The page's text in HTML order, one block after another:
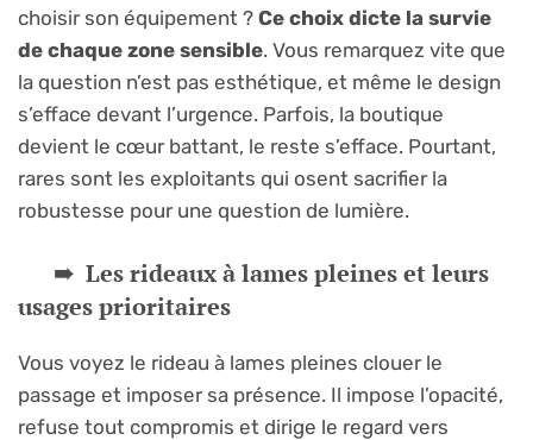
choisir son équipement ? Ce choix dicte la survie
de chaque zone sensible. Vous remarquez vite que
la question n’est pas esthétique, et même le design
s’efface devant l’urgence. Parfois, la boutique
devient le cœur battant, le reste s’efface. Pourtant,
rares sont les exploitants qui osent sacrifier la
robustesse pour une question de lumière.
Les rideaux à lames pleines et leurs
usages prioritaires
Vous voyez le rideau à lames pleines clouer le
passage et imposer sa présence. Il impose l’opacité,
refuse tout compromis et dirige le regard vers